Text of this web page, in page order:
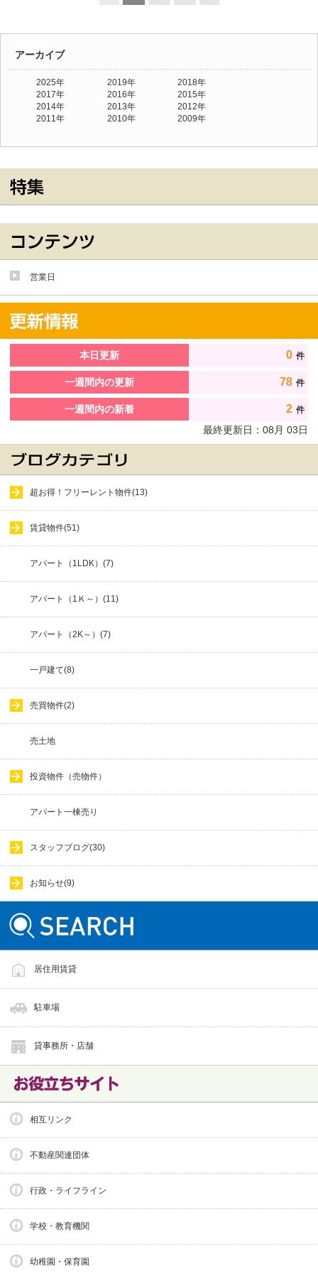
アーカイブ
2025年 2019年
2018年
2017年
2016年
2015年
2014年
2013年
2012年
2011年
2010年 2009年
営業日
本日更新 0 件
一週間内の更新 78 件
一週間内の新着 2 件
最終更新日： 08月 03日
超お得！フリーレント物件(13)
賃貸物件(51)
アパート（1LDK）(7)
アパート（1Ｋ～）(11)
アパート（2K～）(7)
一戸建て(8)
売買物件(2)
売土地
投資物件（売物件）
アパート一棟売り
スタッフブログ(30)
お知らせ(9)
居住用賃貸
駐車場
貸事務所・店舗
相互リンク
不動産関連団体
行政・ライフライン
学校・教育機関
幼稚園・保育園